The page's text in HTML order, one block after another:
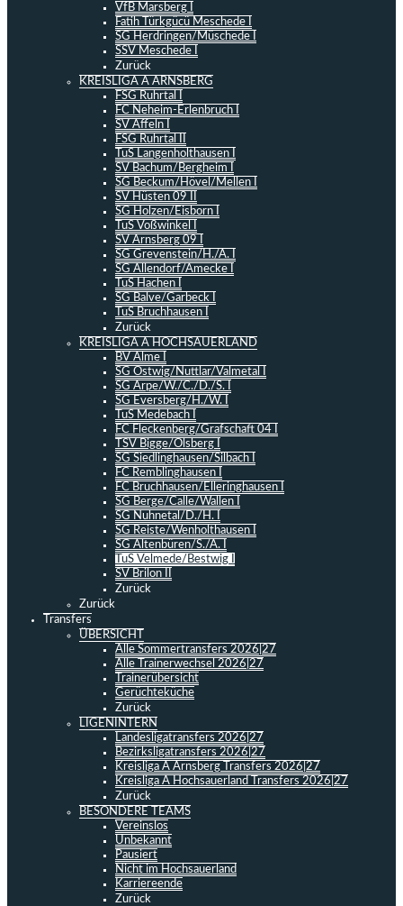
VfB Marsberg I
Fatih Türkgücü Meschede I
SG Herdringen/Müschede I
SSV Meschede I
Zurück
KREISLIGA A ARNSBERG
FSG Ruhrtal I
FC Neheim-Erlenbruch I
SV Affeln I
FSG Ruhrtal II
TuS Langenholthausen I
SV Bachum/Bergheim I
SG Beckum/Hövel/Mellen I
SV Hüsten 09 II
SG Holzen/Eisborn I
TuS Voßwinkel I
SV Arnsberg 09 I
SG Grevenstein/H./A. I
SG Allendorf/Amecke I
TuS Hachen I
SG Balve/Garbeck I
TuS Bruchhausen I
Zurück
KREISLIGA A HOCHSAUERLAND
BV Alme I
SG Ostwig/Nuttlar/Valmetal I
SG Arpe/W./C./D./S. I
SG Eversberg/H./W. I
TuS Medebach I
FC Fleckenberg/Grafschaft 04 I
TSV Bigge/Olsberg I
SG Siedlinghausen/Silbach I
FC Remblinghausen I
FC Bruchhausen/Elleringhausen I
SG Berge/Calle/Wallen I
SG Nuhnetal/D./H. I
SG Reiste/Wenholthausen I
SG Altenbüren/S./A. I
TuS Velmede/Bestwig I
SV Brilon II
Zurück
Zurück
Transfers
ÜBERSICHT
Alle Sommertransfers 2026|27
Alle Trainerwechsel 2026|27
Trainerübersicht
Gerüchteküche
Zurück
LIGENINTERN
Landesligatransfers 2026|27
Bezirksligatransfers 2026|27
Kreisliga A Arnsberg Transfers 2026|27
Kreisliga A Hochsauerland Transfers 2026|27
Zurück
BESONDERE TEAMS
Vereinslos
Unbekannt
Pausiert
Nicht im Hochsauerland
Karriereende
Zurück